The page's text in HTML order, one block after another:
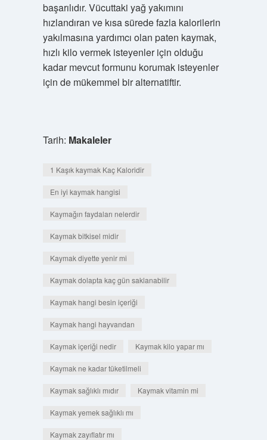
başarılıdır. Vücuttaki yağ yakımını
hızlandıran ve kısa sürede fazla kalorilerin
yakılmasına yardımcı olan paten kaymak,
hızlı kilo vermek isteyenler için olduğu
kadar mevcut formunu korumak isteyenler
için de mükemmel bir alternatiftir.
Tarih: Makaleler
1 Kaşık kaymak Kaç Kaloridir
En iyi kaymak hangisi
Kaymağın faydaları nelerdir
Kaymak bitkisel midir
Kaymak diyette yenir mi
Kaymak dolapta kaç gün saklanabilir
Kaymak hangi besin içeriği
Kaymak hangi hayvandan
Kaymak içeriği nedir Kaymak kilo yapar mı
Kaymak ne kadar tüketilmeli
Kaymak sağlıklı mıdır Kaymak vitamin mi
Kaymak yemek sağlıklı mı
Kaymak zayıflatır mı